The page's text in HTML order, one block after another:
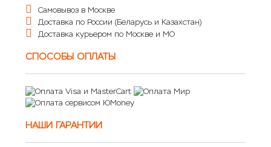
Самовывоз в Москве
Доставка по России (Беларусь и Казахстан)
Доставка курьером по Москве и МО
СПОСОБЫ ОПЛАТЫ
НАШИ ГАРАНТИИ